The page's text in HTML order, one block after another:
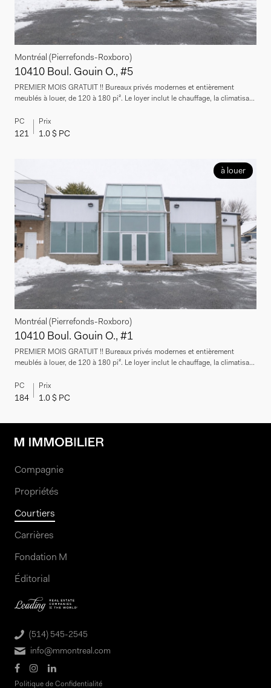
Montréal (Pierrefonds-Roxboro)
10410 Boul. Gouin O., #5
PREMIER MOIS GRATUIT !! Bureaux privés modernes et entièrement
meublés à louer, de 120 à 180 pi². Le loyer inclut le chauffage, la climatisa...
PC
121
Prix
1.0 $ PC
à louer
Montréal (Pierrefonds-Roxboro)
10410 Boul. Gouin O., #1
PREMIER MOIS GRATUIT !! Bureaux privés modernes et entièrement
meublés à louer, de 120 à 180 pi². Le loyer inclut le chauffage, la climatisa...
PC
184
Prix
1.0 $ PC
Compagnie
Propriétés
Courtiers
Carrières
Fondation M
Éditorial
(514) 545-2545
info@mmontreal.com
Politique de Confidentialité